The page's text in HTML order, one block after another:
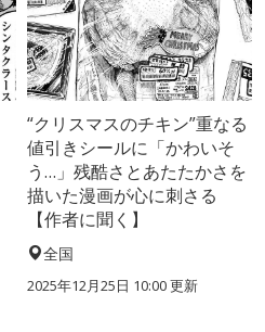
“クリスマスのチキン”重なる
値引きシールに「かわいそ
う…」残酷さとあたたかさを
描いた漫画が心に刺さる
【作者に聞く】
全国
2025年12月25日 10:00 更新